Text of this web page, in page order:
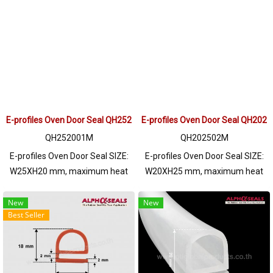
E-profiles Oven Door Seal QH252001M
QH252001M
E-profiles Oven Door Seal SIZE:
W25XH20 mm, maximum heat
(FDA) ready to ship. Tel:
022577145 / 0926568846
LINE@ : @ptiglobal
E-profiles Oven Door Seal
QH202502M
E-profiles Oven Door Seal SIZE:
W20XH25 mm, maximum heat
(FDA) ready to ship. Tel:
022577145 / 0926568846
LINE@ : @ptiglobal
New
Best Seller
New